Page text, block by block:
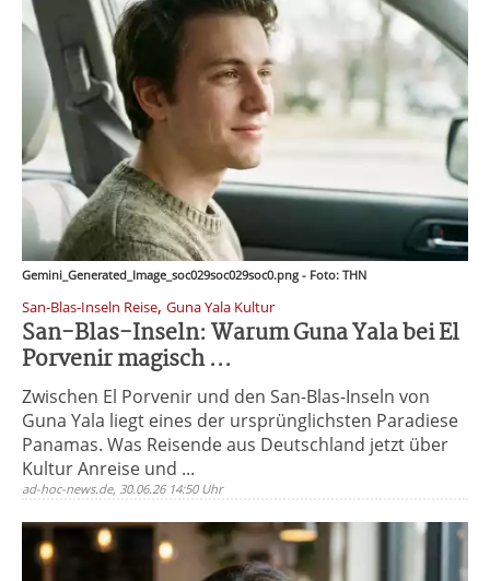
Gemini_Generated_Image_soc029soc029soc0.png - Foto: THN
San-Blas-Inseln Reise, Guna Yala Kultur
San-Blas-Inseln: Warum Guna Yala bei El
Porvenir magisch ...
Zwischen El Porvenir und den San-Blas-Inseln von
Guna Yala liegt eines der ursprünglichsten Paradiese
Panamas. Was Reisende aus Deutschland jetzt über
Kultur Anreise und ...
ad-hoc-news.de, 30.06.26 14:50 Uhr